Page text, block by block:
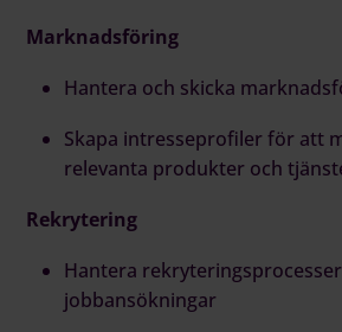
Marknadsföring
Hantera och skicka
Skapa intresseprofiler för att
relevanta produkter och
Rekrytering
Hantera
jobbansökningar